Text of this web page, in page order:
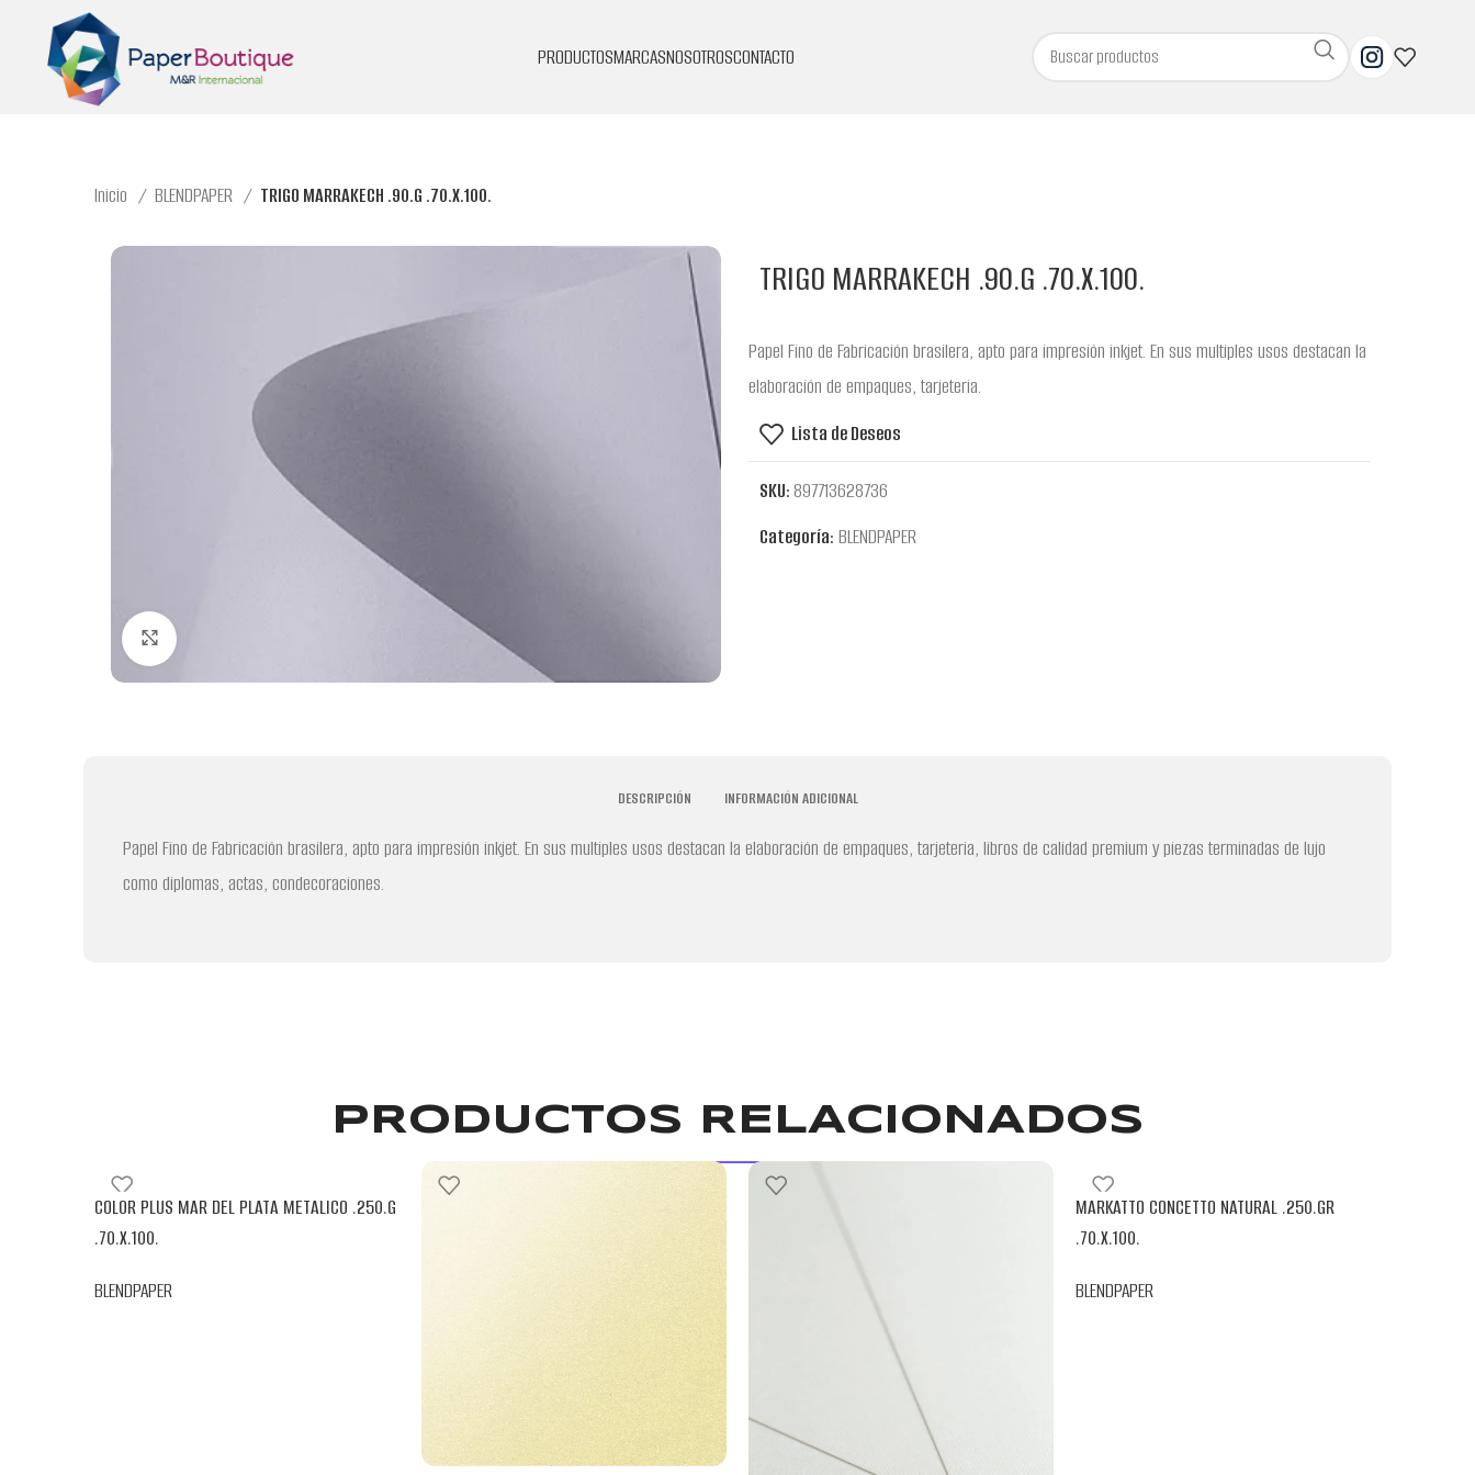
PRODUCTOSMARCASNOSOTROSCONTACTO
Inicio BLENDPAPER TRIGO MARRAKECH .90.G .70.X.100.
TRIGO MARRAKECH .90.G .70.X.100.
Papel Fino de Fabricación brasilera, apto para impresión inkjet. En sus multiples usos destacan la
elaboración de empaques, tarjeteria.
Lista de Deseos
SKU:897713628736
Categoría: BLENDPAPER
DESCRIPCIÓN INFORMACIÓN ADICIONAL
Papel Fino de Fabricación brasilera, apto para impresión inkjet. En sus multiples usos destacan la elaboración de empaques, tarjeteria, libros de calidad premium y piezas terminadas de lujo
como diplomas, actas, condecoraciones.
PRODUCTOS RELACIONADOS
COLOR PLUS MAR DEL PLATA METALICO .250.G
.70.X.100.
BLENDPAPER
MARKATTO CONCETTO NATURAL .250.GR
.70.X.100.
BLENDPAPER